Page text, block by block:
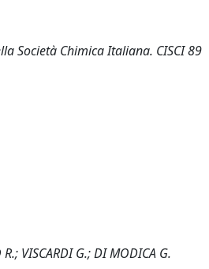
Società Chimica Italiana. CISCI 89
VISCARDI G.; DI MODICA G.